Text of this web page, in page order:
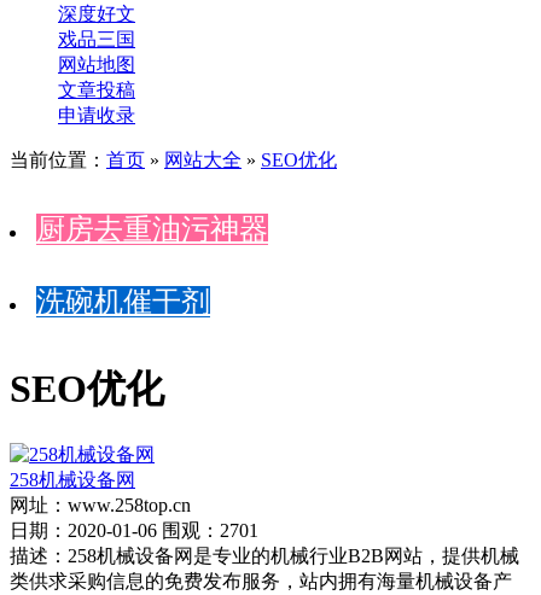
深度好文
戏品三国
网站地图
文章投稿
申请收录
当前位置： 首页 » 网站大全 » SEO优化
厨房去重油污神器
洗碗机催干剂
SEO优化
258机械设备网
网址：www.258top.cn
日期：2020-01-06 围观：2701
描述：258机械设备网是专业的机械行业B2B网站，提供机械
类供求采购信息的免费发布服务，站内拥有海量机械设备产